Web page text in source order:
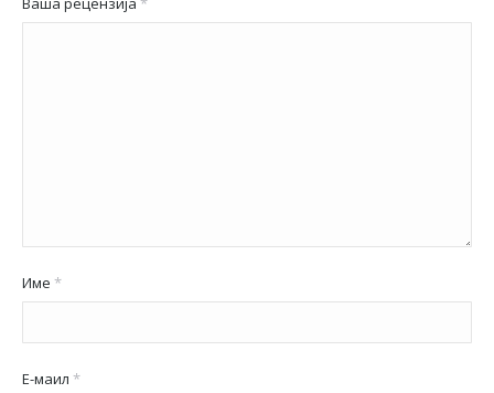
Име *
Е-маил *